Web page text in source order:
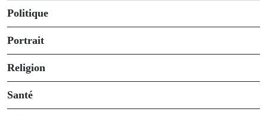
Politique
Portrait
Religion
Santé